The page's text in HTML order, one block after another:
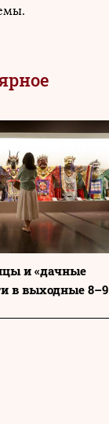
и «дачные
в выходные 8–9